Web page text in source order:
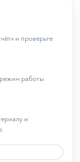
и проверьте
работы
и